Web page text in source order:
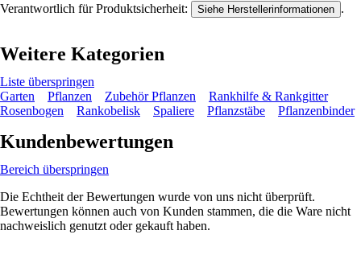
Verantwortlich für Produktsicherheit: Siehe Herstellerinformationen .
Weitere Kategorien
Liste überspringen
Garten
Pflanzen Zubehör Pflanzen
Rankhilfe & Rankgitter
Rosenbogen
Rankobelisk Spaliere Pflanzstäbe Pflanzenbinder
Kundenbewertungen
Bereich überspringen
Die Echtheit der Bewertungen wurde von uns nicht überprüft.
Bewertungen können auch von Kunden stammen, die die Ware nicht
nachweislich genutzt oder gekauft haben.